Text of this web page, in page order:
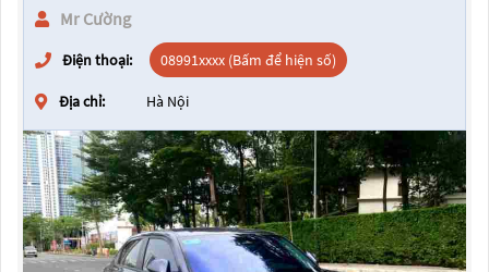
Mr Cường
Điện thoại: 08991xxxx (Bấm để hiện số)
Địa chỉ: Hà Nội